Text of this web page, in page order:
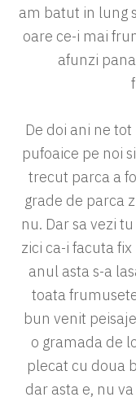
am batut in lung
oare ce-i mai
afunzi
De doi ani ne
pufoaice pe noi
trecut parca a
grade de parca
nu. Dar sa vezi
zici ca-i facuta
anul asta s-a
toata
bun venit
o gramada de
plecat cu doua
dar asta e, nu